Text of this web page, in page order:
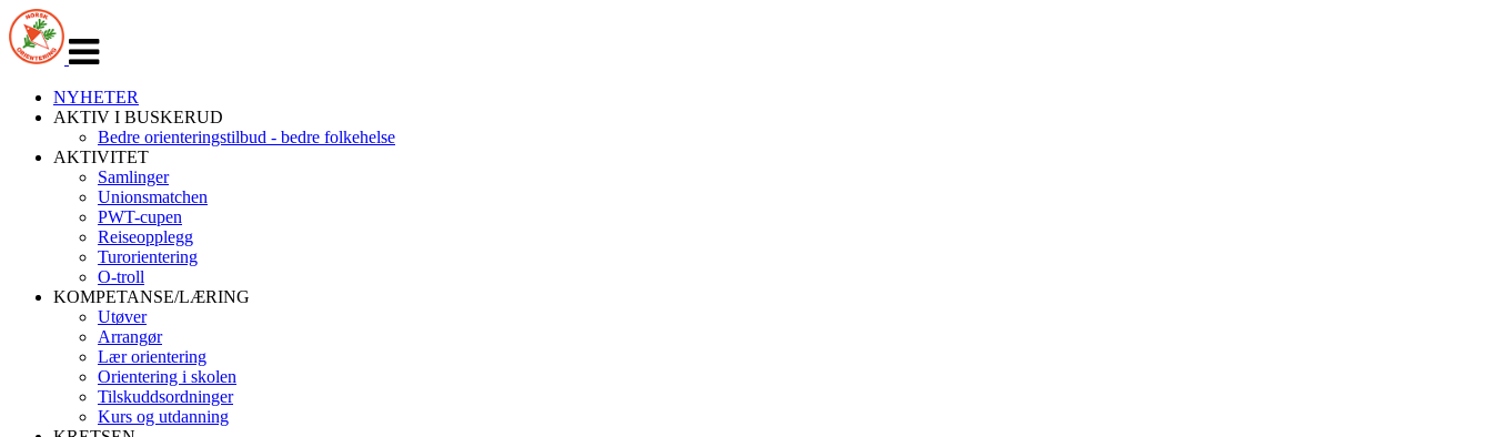
navigasjon
NYHETER
AKTIV I BUSKERUD
Bedre orienteringstilbud - bedre folkehelse
AKTIVITET
Samlinger
Unionsmatchen
PWT-cupen
Reiseopplegg
Turorientering
O-troll
KOMPETANSE/LÆRING
Utøver
Arrangør
Lær orientering
Orientering i skolen
Tilskuddsordninger
Kurs og utdanning